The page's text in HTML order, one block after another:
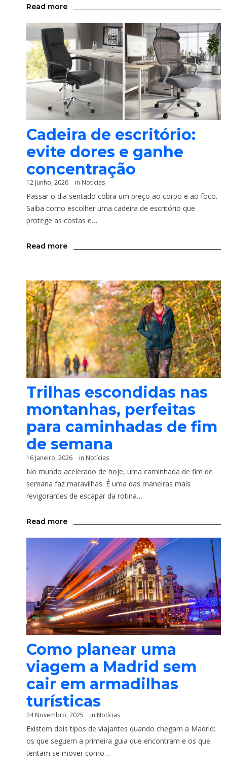
Read more
Cadeira de escritório:
evite dores e ganhe
concentração
12 Junho, 2026 in Notícias
Passar o dia sentado cobra um preço ao corpo e ao foco.
Saiba como escolher uma cadeira de escritório que
protege as costas e…
Read more
Trilhas escondidas nas
montanhas, perfeitas
para caminhadas de fim
de semana
16 Janeiro, 2026 in Notícias
No mundo acelerado de hoje, uma caminhada de fim de
semana faz maravilhas. É uma das maneiras mais
revigorantes de escapar da rotina…
Read more
Como planear uma
viagem a Madrid sem
cair em armadilhas
turísticas
24 Novembro, 2025 in Notícias
Existem dois tipos de viajantes quando chegam a Madrid:
os que seguem a primeira guia que encontram e os que
tentam se mover como…